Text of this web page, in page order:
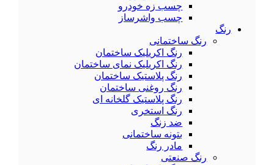
چسب زه خودرو
چسب واشرساز
رنگ
رنگ ساختمانی
رنگ اکریلیک ساختمان
رنگ اکریلیک نمای ساختمان
رنگ پلاستیک ساختمان
رنگ روغنی ساختمان
رنگ پلاستیک گلخانه ای
رنگ استخری
ضد زنگ
بتونه ساختمانی
مادر رنگ
رنگ صنعتی